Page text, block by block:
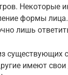
Некоторые
формы
лишь
существующих
имеют